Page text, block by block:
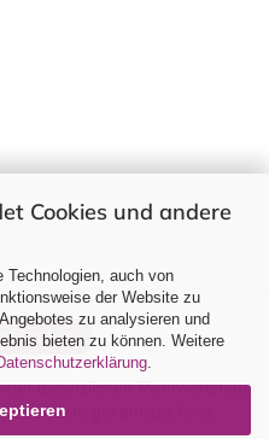
Cookies und andere
Technologien, auch von
der Website zu
zu analysieren und
bieten zu können. Weitere
gesetzlichen Mehrwertsteuer,
anders gekennzeichnet.